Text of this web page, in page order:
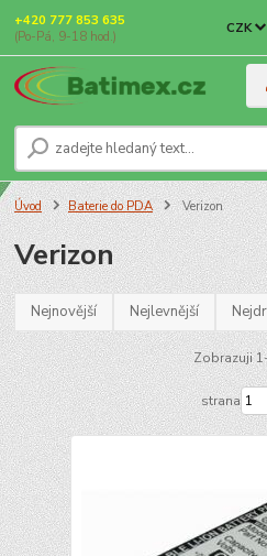
CZK
+420 777 853 635
(Po-Pá, 9-18 hod.)
Úvod Baterie do PDA Verizon
Verizon
Nejnovější Nejlevnější
Zobrazuji
strana